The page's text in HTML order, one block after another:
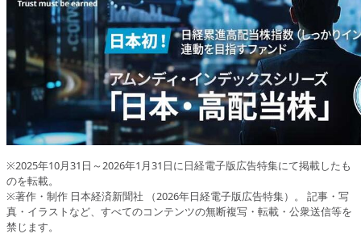
※2025年10月31日～2026年1月31日に日経電子版広告特集にて掲載したも
のを転載。
※著作・制作 日本経済新聞社 （2026年日経電子版広告特集）。 記事・写
真・イラストなど、すべてのコンテンツの無断複写・転載・公衆送信等を
禁じます。